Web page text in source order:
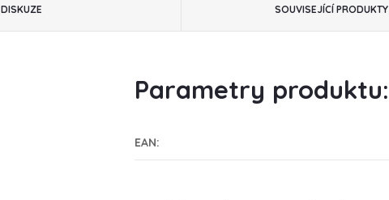
DISKUZE SOUVISEJÍCÍ PRODUKTY
Parametry produktu:
EAN: